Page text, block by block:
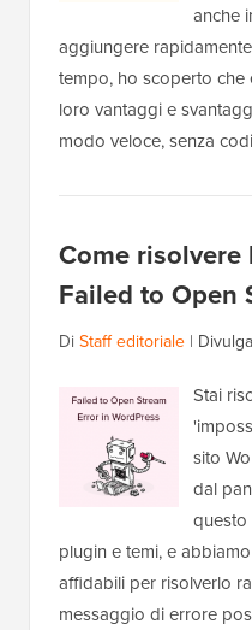
anche
aggiungere
tempo, ho scoperto
loro vantaggi e
modo veloce, senza
Come risolvere
Failed to Open
DiStaff editoriale |
Stai
sito
dal
questo
plugin e temi, e
affidabili per risolverlo
messaggio di errore